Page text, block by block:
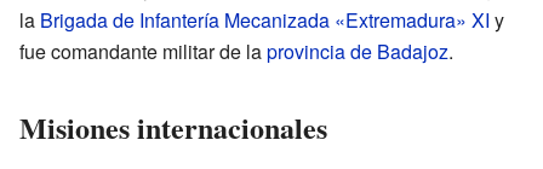
la Brigada de Infantería Mecanizada «Extremadura» XI y
fue comandante militar de laprovincia de Badajoz.
Misiones internacionales